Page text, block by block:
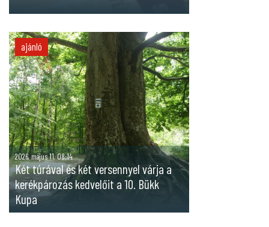
ajánló
2026. május 11. 08:14
Két túrával és két versennyel várja a
kerékpározás kedvelőit a 10. Bükk
Kupa